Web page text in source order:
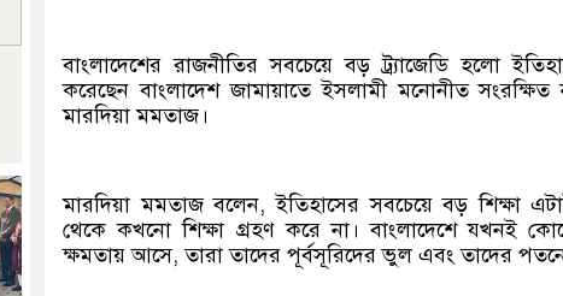
বাংলাদেশের রাজনীতির সবচেয়ে বড় ট্র্যাজেডি হলো
করেছেন বাংলাদেশ জামায়াতে ইসলামী মনোনীত
মারদিয়া মমতাজ।
মারদিয়া মমতাজ বলেন, ইতিহাসের সবচেয়ে বড় শিক্ষা
থেকে কখনো শিক্ষা গ্রহণ করে না। বাংলাদেশে যখনই
ক্ষমতায় আসে, তারা তাদের পূর্বসূরিদের ভুল এবং তাদের